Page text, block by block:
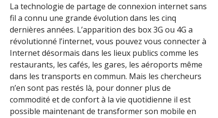
La technologie de partage de connexion internet sans
fil a connu une grande évolution dans les cinq
dernières années. L’apparition des box 3G ou 4G a
révolutionné l’internet, vous pouvez vous connecter à
Internet désormais dans les lieux publics comme les
restaurants, les cafés, les gares, les aéroports même
dans les transports en commun. Mais les chercheurs
n’en sont pas restés là, pour donner plus de
commodité et de confort à la vie quotidienne il est
possible maintenant de transformer son mobile en